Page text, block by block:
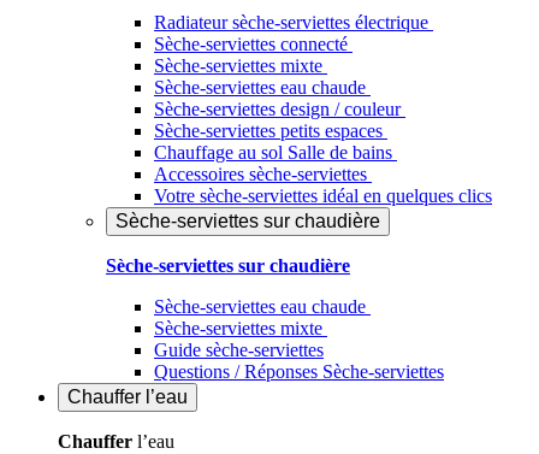
Radiateur sèche-serviettes électrique
Sèche-serviettes connecté
Sèche-serviettes mixte
Sèche-serviettes eau chaude
Sèche-serviettes design / couleur
Sèche-serviettes petits espaces
Chauffage au sol Salle de bains
Accessoires sèche-serviettes
Votre sèche-serviettes idéal en quelques clics
Sèche-serviettes sur chaudière
Sèche-serviettes sur chaudière
Sèche-serviettes eau chaude
Sèche-serviettes mixte
Guide sèche-serviettes
Questions / Réponses Sèche-serviettes
Chauffer l’eau
Chauffer l’eau